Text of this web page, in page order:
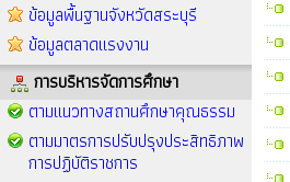
ข้อมูลพื้นฐานจังหวัดสระบุรี
ข้อมูลตลาดแรงงาน
การบริหารจัดการศึกษา
ตามแนวทางสถานศึกษาคุณธรรม
ตามมาตรการปรับปรุงประสิทธิภาพ
การปฏิบัติราชการ